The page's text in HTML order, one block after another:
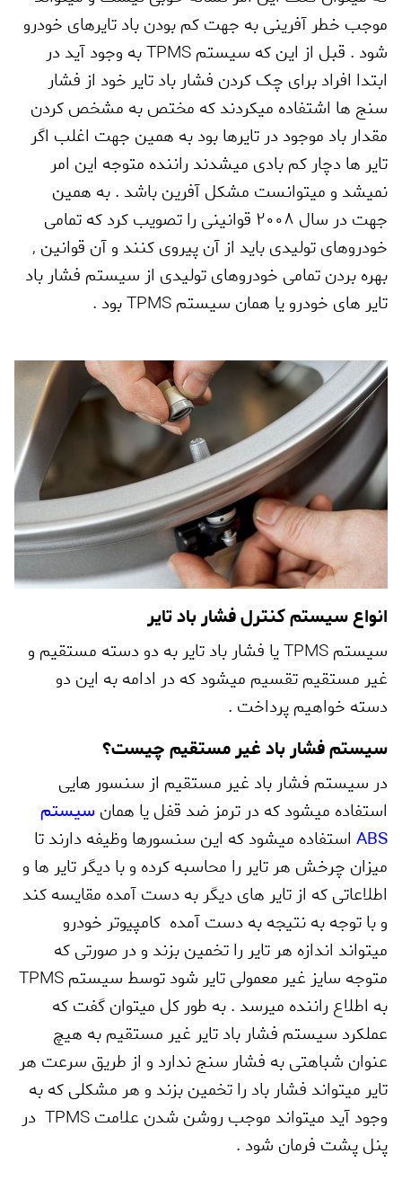
موجب خطر آفرینی به جهت کم بودن باد تایرهای خودرو
شود . قبل از این که سیستمTPMSبه وجود آید در
ابتدا افراد برای چک کردن فشار باد تایر خود از فشار
سنج ها اشتفاده میکردند که مختص به مشخص کردن
مقدار باد موجود در تایرها بود به همین جهت اغلب اگر
تایر ها دچار کم بادی میشدند راننده متوجه این امر
نمیشد و میتوانست مشکل آفرین باشد . به همین
جهت در سال 2008 قوانینی را تصویب کرد که تمامی
خودروهای تولیدی باید از آن پیروی کنند و آن قوانین ,
بهره بردن تمامی خودروهای تولیدی از سیستم فشار باد
تایر های خودرو یا همان سیستمTPMSبود .
انواع سیستم کنترل فشار باد تایر
سیستمTPMSیا فشار باد تایر به دو دسته مستقیم و
غیر مستقیم تقسیم میشود که در ادامه به این دو
دسته خواهیم پرداخت .
سیستم فشار باد غیر مستقیم چیست؟
در سیستم فشار باد غیر مستقیم از سنسور هایی
استفاده میشود که در ترمز ضد قفل یا همان سیستم
ABS استفاده میشود که این سنسورها وظیفه دارند تا
میزان چرخش هر تایر را محاسبه کرده و با دیگر تایر ها و
اطلاعاتی که از تایر های دیگر به دست آمده مقایسه کند
و با توجه به نتیجه به دست آمده کامپیوتر خودرو
میتواند اندازه هر تایر را تخمین بزند و در صورتی که
متوجه سایز غیر معمولی تایر شود توسط سیستمTPMS
به اطلاع راننده میرسد . به طور کل میتوان گفت که
عملکرد سیستم فشار باد تایر غیر مستقیم به هیچ
عنوان شباهتی به فشار سنج ندارد و از طریق سرعت هر
تایر میتواند فشار باد را تخمین بزند و هر مشکلی که به
وجود آید میتواند موجب روشن شدن علامتTPMS در
پنل پشت فرمان شود .